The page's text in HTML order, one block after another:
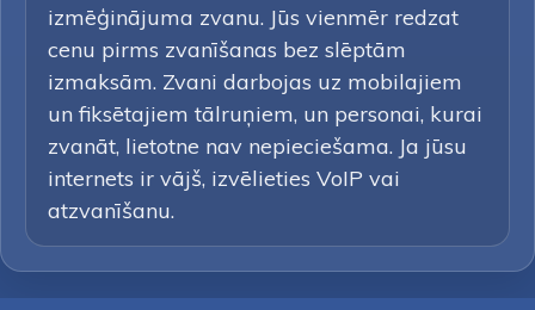
izmēģinājuma zvanu. Jūs vienmēr redzat
cenu pirms zvanīšanas bez slēptām
izmaksām. Zvani darbojas uz mobilajiem
un fiksētajiem tālruņiem, un personai, kurai
zvanāt, lietotne nav nepieciešama. Ja jūsu
internets ir vājš, izvēlieties VoIP vai
atzvanīšanu.